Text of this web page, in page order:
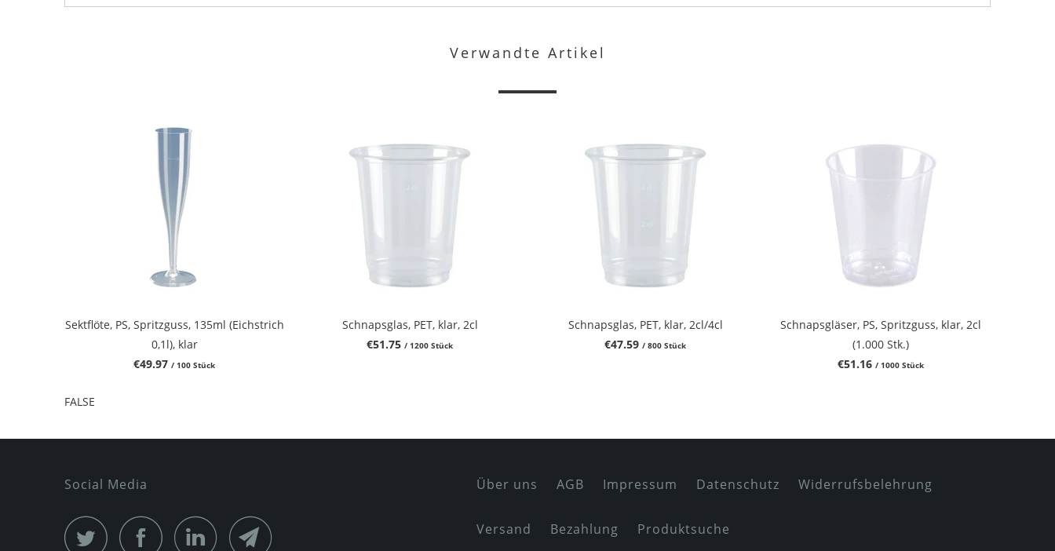
Verwandte Artikel
Sektflöte, PS, Spritzguss, 135ml (Eichstrich
0,1l), klar
€49.97 / 100 Stück
Schnapsglas, PET, klar, 2cl
€51.75 / 1200 Stück
Schnapsglas, PET, klar, 2cl/4cl
€47.59 / 800 Stück
Schnapsgläser, PS, Spritzguss, klar, 2cl
(1.000 Stk.)
€51.16 / 1000 Stück
FALSE
Social Media Über uns AGB Impressum Datenschutz Widerrufsbelehrung
Versand Bezahlung Produktsuche